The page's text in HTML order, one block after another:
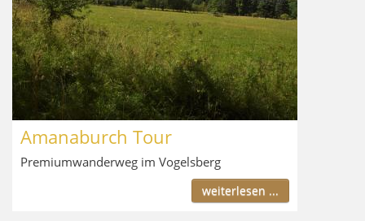
Amanaburch Tour
Premiumwanderweg im Vogelsberg
weiterlesen ...